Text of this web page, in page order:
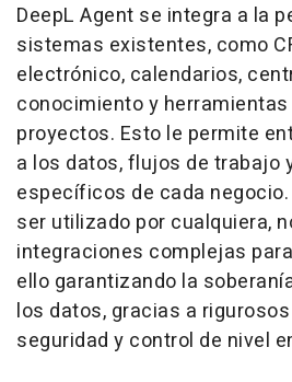
DeepL Agent se integra a la
sistemas existentes, como
electrónico, calendarios,
conocimiento y
proyectos. Esto le permite
a los datos, flujos de trabajo
específicos de cada
ser utilizado por cualquiera,
integraciones complejas
ello garantizando la
los datos, gracias a
seguridad y control de nivel